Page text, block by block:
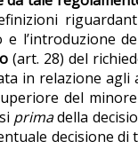
l’introduzione
(art. 28) del
in relazione
del
primadella
decisione